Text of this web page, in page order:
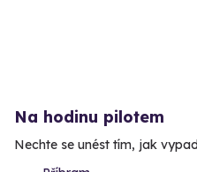
Na hodinu pilotem
Nechte se unést tím, jak